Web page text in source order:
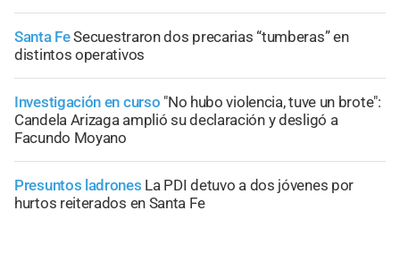
Santa FeSecuestraron dos precarias “tumberas” en
distintos operativos
Investigación en curso "No hubo violencia, tuve un brote":
Candela Arizaga amplió su declaración y desligó a
Facundo Moyano
Presuntos ladrones La PDI detuvo a dos jóvenes por
hurtos reiterados en Santa Fe